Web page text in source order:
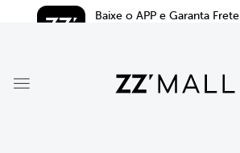
Baixe o APP e Garanta Frete